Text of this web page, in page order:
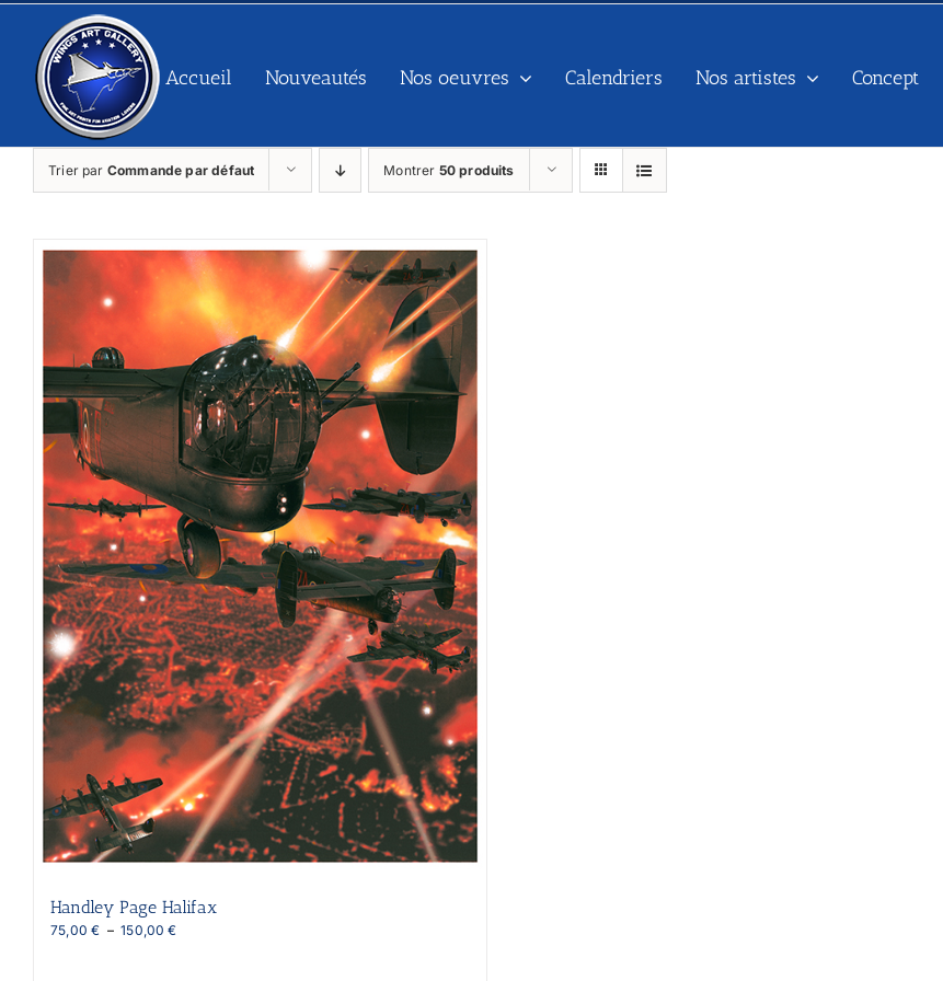
Passer
contenu
Accueil Nouveautés Nos oeuvres Calendriers Nos artistes Concept
Trier par Commande par défaut Montrer 50 produits
Handley Page Halifax
75,00€ – 150,00€Plage